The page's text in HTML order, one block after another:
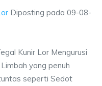
Diposting pada 09-08-
Kunir Lor Mengurusi
yang penuh
seperti Sedot